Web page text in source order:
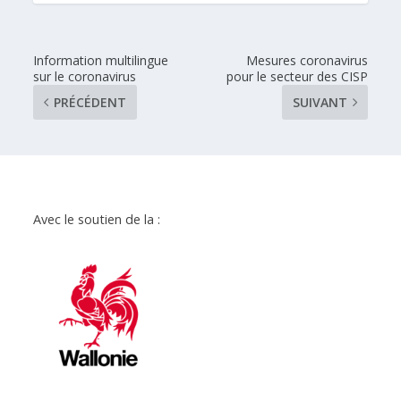
Information multilingue
sur le coronavirus
PRÉCÉDENT
Mesures coronavirus
pour le secteur des CISP
SUIVANT
Avec le soutien de la :